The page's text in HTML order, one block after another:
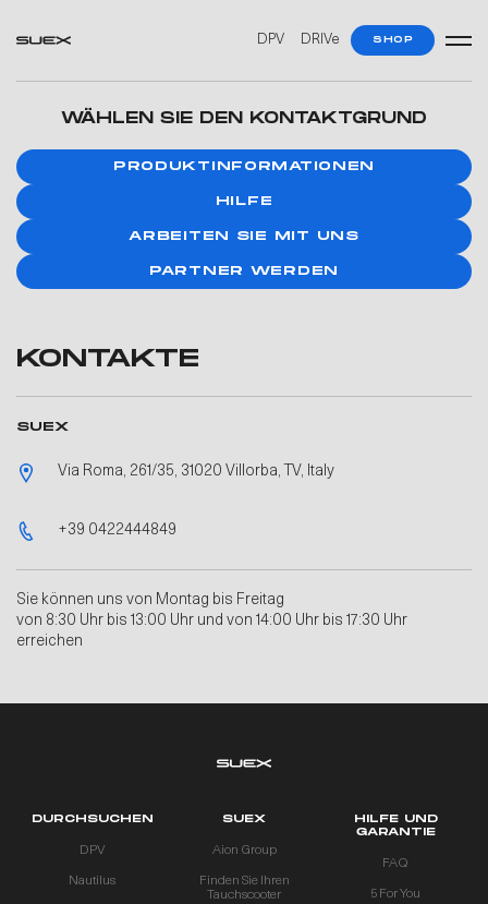
DPV DRIVe SHOP
WÄHLEN SIE DEN KONTAKTGRUND
PRODUKTINFORMATIONEN
HILFE
ARBEITEN SIE MIT UNS
PARTNER WERDEN
KONTAKTE
SUEX
Via Roma, 261/35, 31020 Villorba, TV, Italy
+39 0422444849
Sie können uns von Montag bis Freitag
von 8:30 Uhr bis 13:00 Uhr und von 14:00 Uhr bis 17:30 Uhr
erreichen
DURCHSUCHEN
DPV
Nautilus
SUEX
Aion Group
Finden Sie Ihren
Tauchscooter
HILFE UND
GARANTIE
FAQ
5 For You